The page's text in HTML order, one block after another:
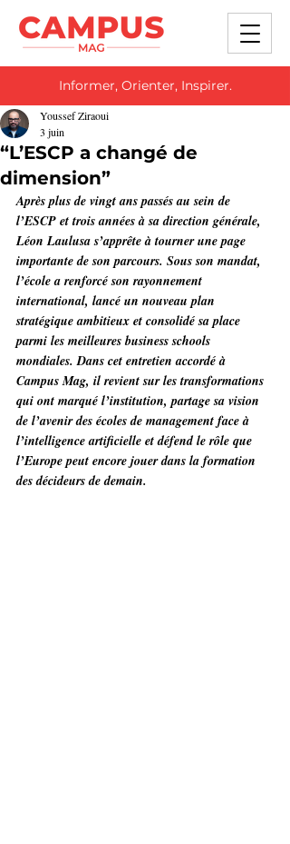
Informer, Orienter, Inspirer.
“L’ESCP a changé de
dimension”
Youssef Ziraoui
3 juin
Après plus de vingt ans passés au sein de
l’ESCP et trois années à sa direction générale,
Léon Laulusa s’apprête à tourner une page
importante de son parcours. Sous son mandat,
l’école a renforcé son rayonnement
international, lancé un nouveau plan
stratégique ambitieux et consolidé sa place
parmi les meilleures business schools
mondiales. Dans cet entretien accordé à
Campus Mag, il revient sur les transformations
qui ont marqué l’institution, partage sa vision
de l’avenir des écoles de management face à
l’intelligence artificielle et défend le rôle que
l’Europe peut encore jouer dans la formation
des décideurs de demain.